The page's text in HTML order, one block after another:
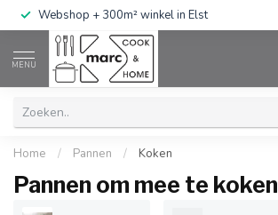
Webshop + 300m² winkel in Elst
MENU
Home / Pannen / Koken
Pannen om mee te koken